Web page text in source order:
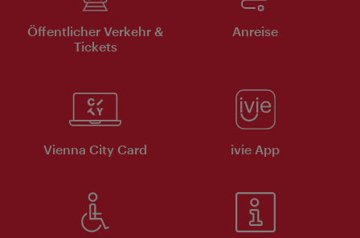
Öffentlicher Verkehr &
Tickets
Anreise
Vienna City Card ivie App